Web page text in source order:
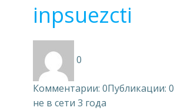
inpsuezcti
0
Комментарии: 0Публикации: 0
не в сети 3 года